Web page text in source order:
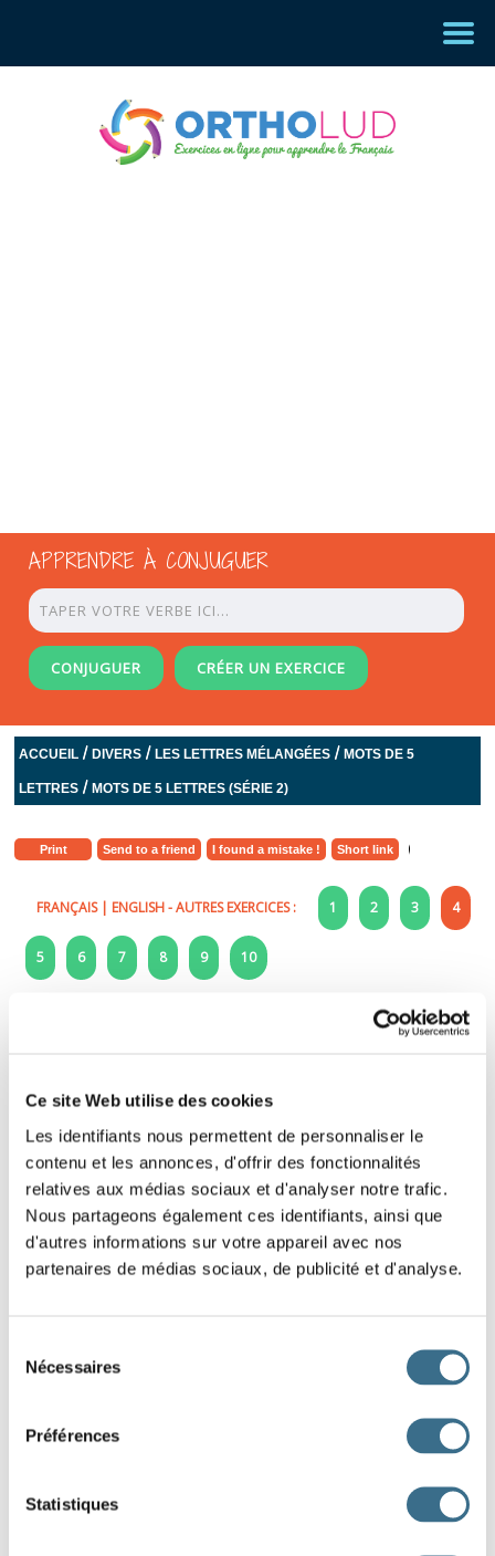
Ce site Web utilise des cookies
Les identifiants nous permettent de personnaliser le
contenu et les annonces, d'offrir des fonctionnalités
relatives aux médias sociaux et d'analyser notre trafic.
Nous partageons également ces identifiants, ainsi que
d'autres informations sur votre appareil avec nos
partenaires de médias sociaux, de publicité et d'analyse.
Nécessaires
Préférences
Statistiques
APPRENDRE À CONJUGUER
CONJUGUER CRÉER UN EXERCICE
ACCUEIL /DIVERS /LES LETTRES MÉLANGÉES /MOTS DE 5
LETTRES /MOTS DE 5 LETTRES (SÉRIE 2)
Print Send to a friend I found a mistake ! Short link
FRANÇAIS| ENGLISH- AUTRES EXERCICES : 1 2 3 4
5 6 7 8 9 10
4 - Learn french: Find the word - Word of 5
letters)
Hint: De maison
N L I G E